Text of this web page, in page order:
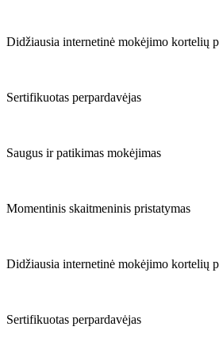
Didžiausia internetinė mokėjimo kortelių
Sertifikuotas perpardavėjas
Saugus ir patikimas mokėjimas
Momentinis skaitmeninis pristatymas
Didžiausia internetinė mokėjimo kortelių
Sertifikuotas perpardavėjas